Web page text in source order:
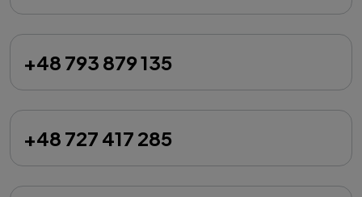
+48 793 879 135
+48 727 417 285